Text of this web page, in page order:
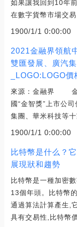
如果讓我回到10年
在數字貨幣市場交
1900/1/1 0:00:00
2021金融界領航
雙匯發展、廣汽
_LOGO:LOGO價
來源：金融界 金
國“金智獎”上市公
集團、華米科技等
1900/1/1 0:00:00
比特幣是什么？
展現狀和趨勢
比特幣是一種加密
13個年頭。比特幣
通過算法計算產生,
具有交易性,比特幣